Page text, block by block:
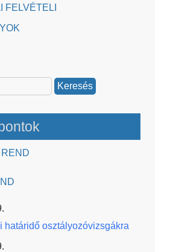
FELVÉTELI
határidő osztályozóvizsgákra